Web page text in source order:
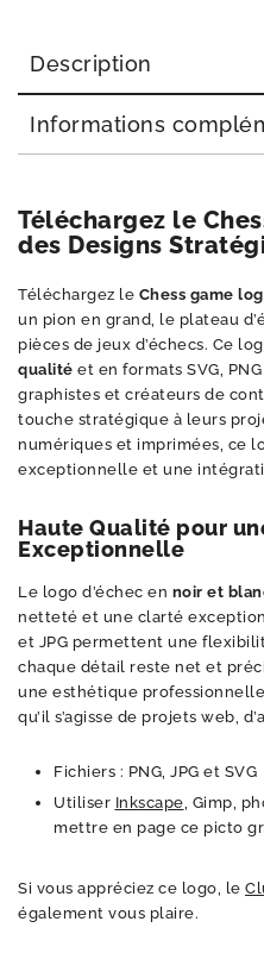
Description
Informations
Téléchargez le
des Designs
Téléchargez le Chess game
un pion en grand, le plateau
pièces de jeux d’échecs. Ce
qualité et en formats SVG,
graphistes et créateurs de
touche stratégique à leurs
numériques et imprimées, ce
exceptionnelle et une
Haute Qualité pour
Exceptionnelle
Le logo d’échec en noir et
netteté et une clarté
et JPG permettent une
chaque détail reste net et
une esthétique
qu’il s’agisse de projets web,
Fichiers : PNG, JPG et SVG
Utiliser Inkscape , Gimp,
mettre en page ce picto
Si vous appréciez ce logo, le
également vous plaire.